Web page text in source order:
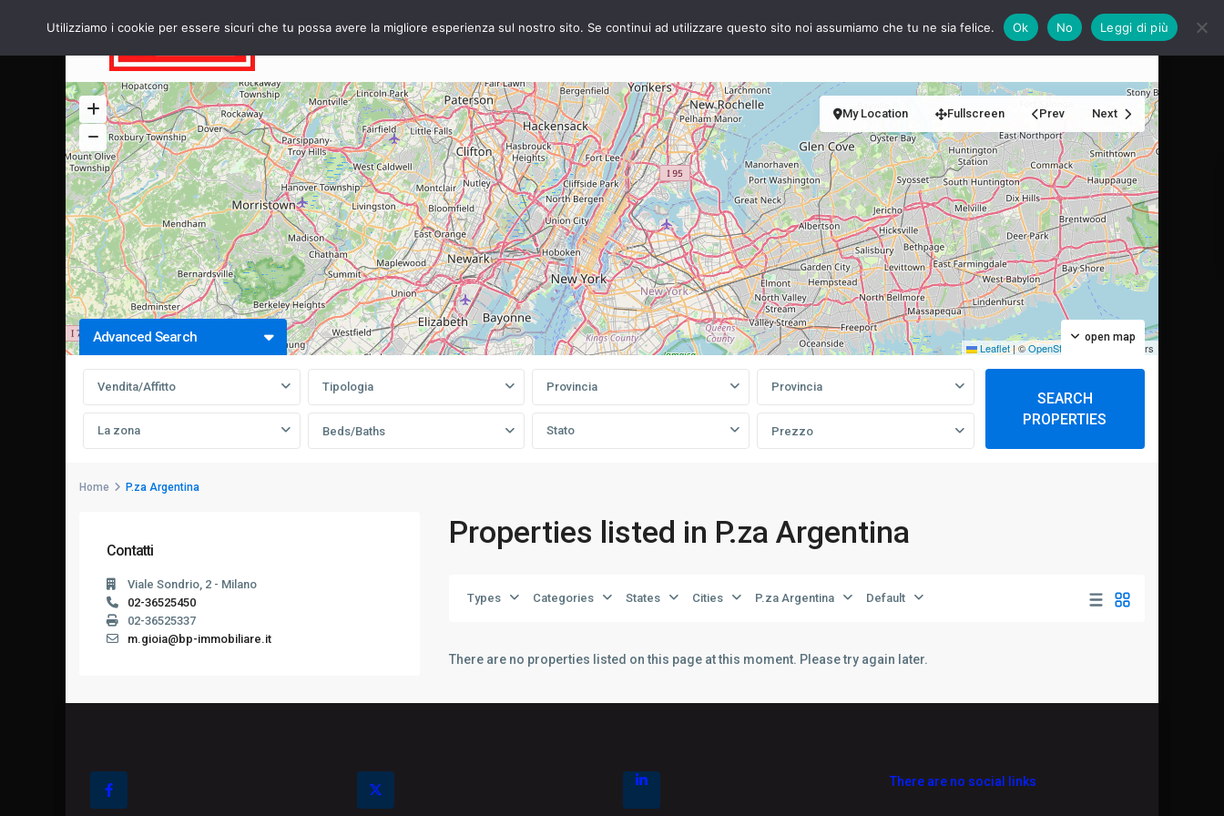
Calendario 2026
Leaflet|©OpenStreetMap contributors
open map
My Location Fullscreen Prev Next
Advanced Search
Vendita/Affitto Tipologia Provincia Provincia
La zona Beds/Baths Stato Prezzo
SEARCH
PROPERTIES
Home P.za Argentina
Properties listed in P.za Argentina
Types Categories States Cities P.za Argentina Default
There are no properties listed on this page at this moment. Please try again later.
Contatti
Viale Sondrio, 2 - Milano
02-36525450
02-36525337
m.gioia@bp-immobiliare.it
There are no social links
Utilizziamo i cookie per essere sicuri che tu possa avere la migliore esperienza sul nostro sito. Se continui ad utilizzare questo sito noi assumiamo che tu ne sia felice. Ok No Leggi di più